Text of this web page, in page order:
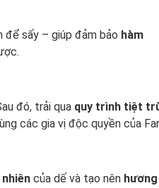
để sấy – giúp đảm bảo hàm
đó, trải qua quy trình tiệt
các gia vị độc quyền của
của dế và tạo nên